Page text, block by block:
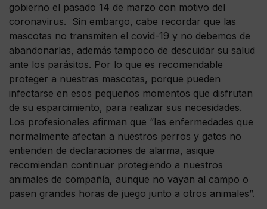
gobierno el pasado 14 de marzo con motivo del
coronavirus. Sin embargo, cabe recordar que las
mascotas no transmiten el covid-19 y no debemos de
abandonarlas, además tampoco de descuidar su salud
ante los parásitos. Por lo que es recomendable
proteger a nuestras mascotas, porque pueden
infectarse en esos pequeños momentos que disfrutan
de su esparcimiento, para realizar sus necesidades.
Los profesionales afirman que “las enfermedades que
normalmente afectan a nuestros perros y gatos no
entienden de declaraciones de alarma, asique
recomiendan continuar protegiendo a nuestros
animales de compañía, aunque no vayan al campo o
pasen grandes horas de juego junto a otros animales”.